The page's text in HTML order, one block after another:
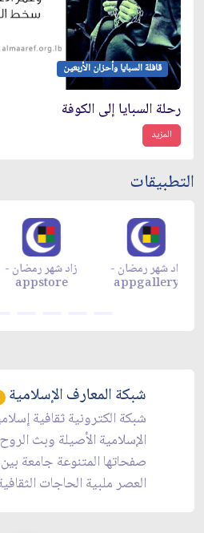
قافلة السبايا وأحزان الأربعين
رحلة السبايا إلى الكوفة
المزيد
التطبيقات
زاد شهر رمضان
appstore
زاد شهر رمضان -
appgallery
شبكة المعارف الإسلامية
شبكة الكترونية ثقافية
الإسلامية الأصيلة وبث
صفحاتها المتنوعة جامعة
العصر ملبية الحاجات